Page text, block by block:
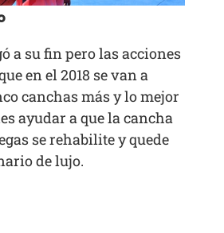
a su fin pero las acciones
en el 2018 se van a
canchas más y lo mejor
ayudar a que la cancha
se rehabilite y quede
de lujo.